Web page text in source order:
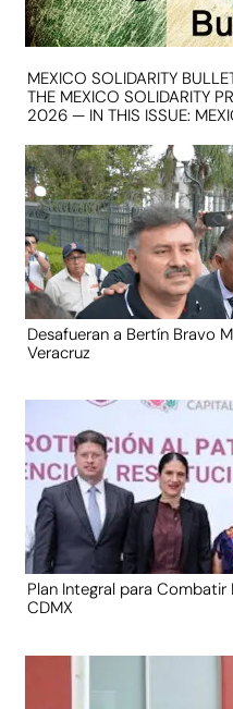
MEXICO SOLIDARITY
THE MEXICO SOLIDARITY
2026 — IN THIS ISSUE:
Desafueran a Bertín Bravo
Veracruz
Plan Integral para
CDMX